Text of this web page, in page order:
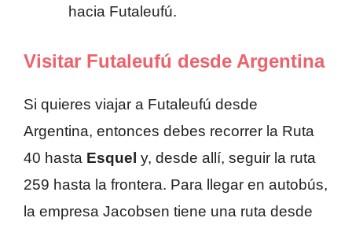
hacia Futaleufú.
Visitar Futaleufú desde Argentina
Si quieres viajar a Futaleufú desde
Argentina, entonces debes recorrer la Ruta
40 hasta Esquel y, desde allí, seguir la ruta
259 hasta la frontera. Para llegar en autobús,
la empresa Jacobsen tiene una ruta desde